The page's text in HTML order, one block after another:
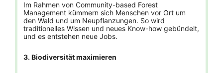
Im Rahmen von Community-based Forest
Management kümmern sich Menschen vor Ort um
den Wald und um Neupflanzungen. So wird
traditionelles Wissen und neues Know-how gebündelt,
und es entstehen neue Jobs.
3. Biodiversität maximieren